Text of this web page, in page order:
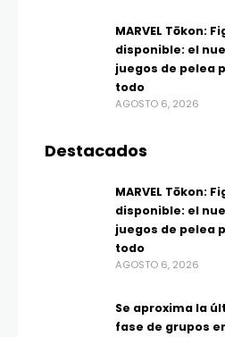
MARVEL Tōkon:
disponible: el
juegos de pelea
todo
AGOSTO 6, 2026
Destacados
MARVEL Tōkon:
disponible: el
juegos de pelea
todo
AGOSTO 6, 2026
Se aproxima la
fase de grupos